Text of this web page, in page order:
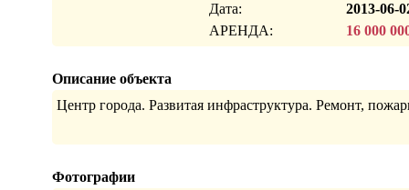
Дата:
2013-06-
АРЕНДА:
16 000
Описание объекта
Центр города. Развитая инфраструктура. Ремонт,
Фотографии